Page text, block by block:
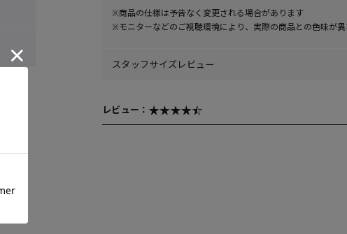
※商品の仕様は予告なく変更される場合があります
※モニターなどのご視聴環境により、実際の商品との色味が
スタッフサイズレビュー
レビュー：